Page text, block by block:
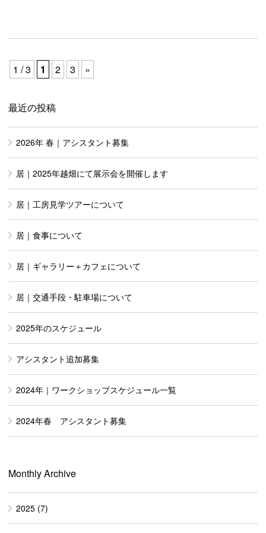
1 / 3 1 2 3 »
最近の投稿
2026年 春｜アシスタント募集
居｜2025年越畑にて展示会を開催します
居｜工房見学ツアーについて
居｜食事について
居｜ギャラリー＋カフェについて
居｜交通手段・駐車場について
2025年のスケジュール
アシスタント追加募集
2024年｜ワークショップスケジュール一覧
2024年春 アシスタント募集
Monthly Archive
2025(7)